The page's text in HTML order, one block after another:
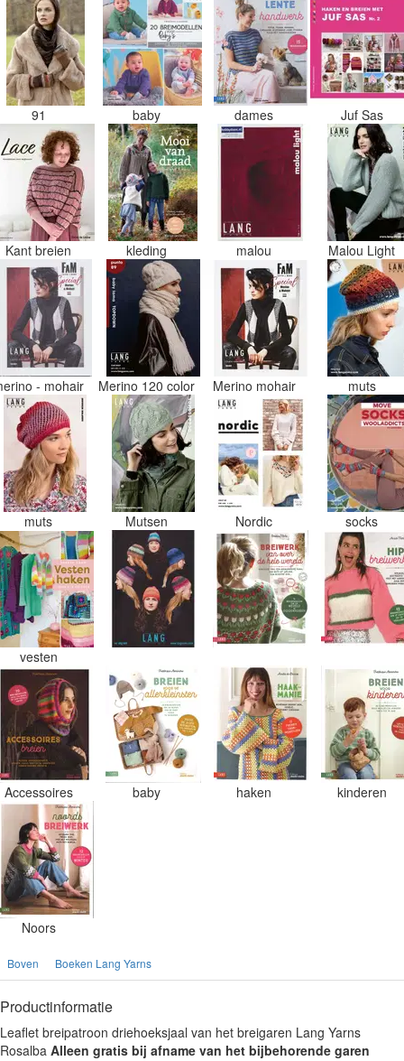
91 baby dames Juf Sas
Kant breien kleding malou Malou Light
- mohair Merino 120 color Merino mohair muts
muts Mutsen Nordic socks
vesten
Accessoires baby haken kinderen
Noors
Boven Boeken Lang Yarns
Productinformatie
Leaflet breipatroon driehoeksjaal van het breigaren Lang Yarns
Rosalba Alleen gratis bij afname van het bijbehorende garen